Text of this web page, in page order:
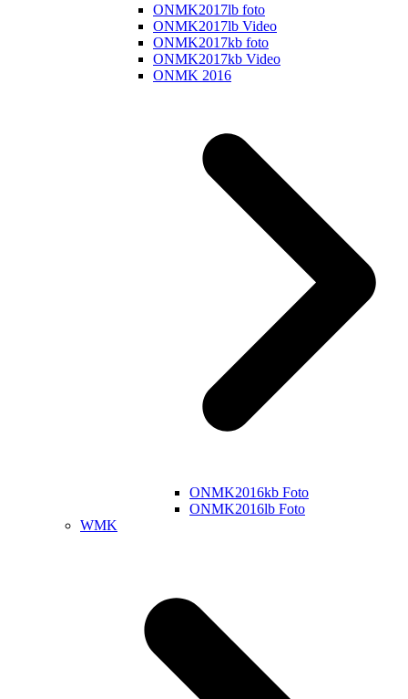
ONMK2017lb foto
ONMK2017lb Video
ONMK2017kb foto
ONMK2017kb Video
ONMK 2016
ONMK2016kb Foto
ONMK2016lb Foto
WMK